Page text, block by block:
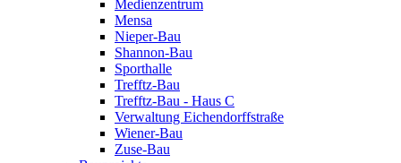
Medienzentrum
Mensa
Nieper-Bau
Shannon-Bau
Sporthalle
Trefftz-Bau
Trefftz-Bau - Haus C
Verwaltung Eichendorffstraße
Wiener-Bau
Zuse-Bau